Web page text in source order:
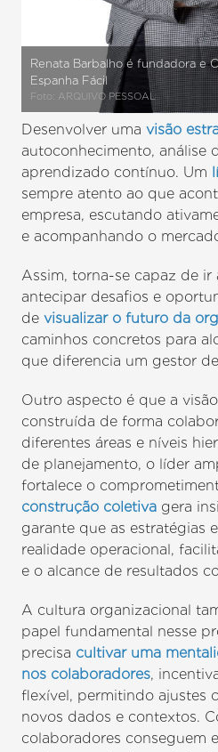
Renata Barbalho é fundadora e
Espanha Fácil
Foto: ARQUIVO PESSOAL
Desenvolver umavisão
autoconhecimento, análise
aprendizado contínuo. Um
sempre atento ao que
empresa, escutando
e acompanhando o
Assim, torna-se capaz de ir
antecipar desafios e
devisualizar o futuro da
caminhos concretos para
que diferencia um gestor
Outro aspecto é que a
construída de forma
diferentes áreas e níveis
de planejamento, o líder
fortalece o
construção coletiva gera
garante que as estratégias
realidade operacional,
e o alcance de resultados
A cultura organizacional
papel fundamental nesse
precisa cultivar uma
nos colaboradores,
flexível, permitindo ajustes
novos dados e contextos.
colaboradores conseguem